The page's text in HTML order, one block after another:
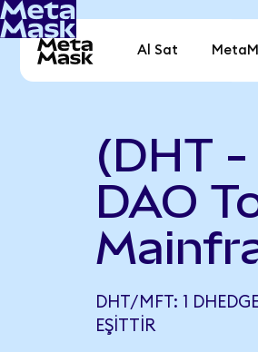
Al Sat
(DHT -
DAO
DHT/MFT: 1
EŞITTIR